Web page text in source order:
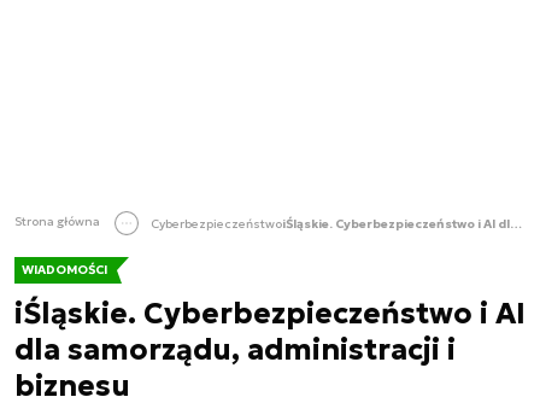
Strona główna Cyberbezpieczeństwo iŚląskie. Cyberbezpieczeństwo i AI dla samorządu, administracji i biznesu
WIADOMOŚCI
iŚląskie. Cyberbezpieczeństwo i AI
dla samorządu, administracji i
biznesu